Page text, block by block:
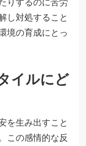
し対処すること
境の育成にとっ
イルにど
を生み出すこと
この感情的な反